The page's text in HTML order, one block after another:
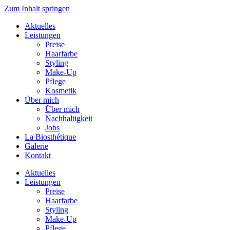
Zum Inhalt springen
Aktuelles
Leistungen
Preise
Haarfarbe
Styling
Make-Up
Pflege
Kosmetik
Über mich
Über mich
Nachhaltigkeit
Jobs
La Biosthétique
Galerie
Kontakt
Aktuelles
Leistungen
Preise
Haarfarbe
Styling
Make-Up
Pflege